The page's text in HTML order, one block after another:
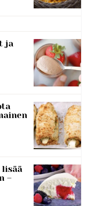
ja
lisää
–